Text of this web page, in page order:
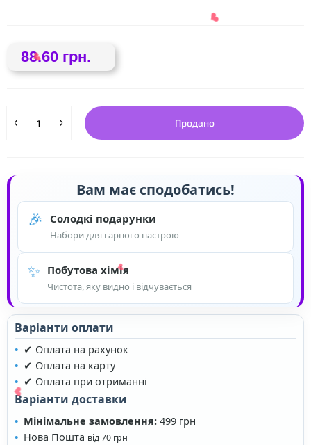
88.60 грн.
Продано
Вам має сподобатись!
🎉 Солодкі подарунки
Набори для гарного настрою
✨ Побутова хімія
Чистота, яку видно і відчувається
Варіанти оплати
✔ Оплата на рахунок
✔ Оплата на карту
✔ Оплата при отриманні
Варіанти доставки
Мінімальне замовлення: 499 грн
Нова Пошта від 70 грн